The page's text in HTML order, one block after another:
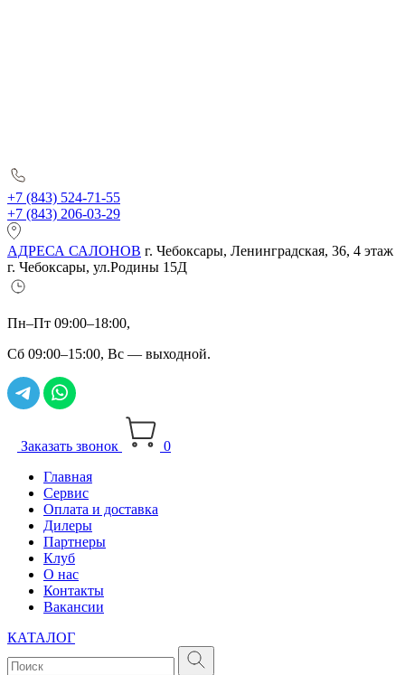
+7 (843) 524-71-55
+7 (843) 206-03-29
АДРЕСА САЛОНОВ г. Чебоксары, Ленинградская, 36, 4 этаж
г. Чебоксары, ул.Родины 15Д
Пн–Пт 09:00–18:00,
Сб 09:00–15:00, Вс — выходной.
Заказать звонок
0
Главная
Сервис
Оплата и доставка
Дилеры
Партнеры
Клуб
О нас
Контакты
Вакансии
КАТАЛОГ